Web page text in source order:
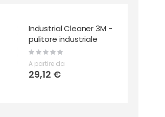
Industrial Cleaner 3M -
pulitore industriale
Rating:
0%
A partire da
29,12 €